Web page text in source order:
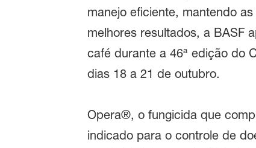
manejo eficiente, mantendo
melhores resultados, a BASF
café durante a 46ª edição do
dias 18 a 21 de outubro.
Opera®, o fungicida que
indicado para o controle de